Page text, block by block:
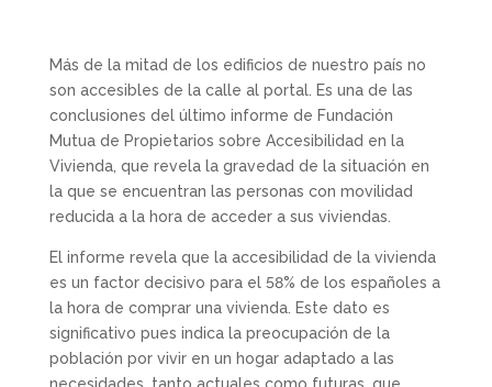
Más de la mitad de los edificios de nuestro país no
son accesibles de la calle al portal. Es una de las
conclusiones del último informe de Fundación
Mutua de Propietarios sobre Accesibilidad en la
Vivienda, que revela la gravedad de la situación en
la que se encuentran las personas con movilidad
reducida a la hora de acceder a sus viviendas.
El informe revela que la accesibilidad de la vivienda
es un factor decisivo para el 58% de los españoles a
la hora de comprar una vivienda. Este dato es
significativo pues indica la preocupación de la
población por vivir en un hogar adaptado a las